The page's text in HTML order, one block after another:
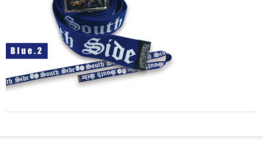
ゲームシャツ
コーチジャケット
スウェット＆フーディ
パンツ
ヘッドギア